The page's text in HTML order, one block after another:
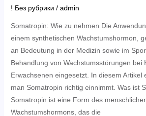
! Без рубрики / admin
Somatropin: Wie zu nehmen Die
einem synthetischen Wachstumshormon,
an Bedeutung in der Medizin sowie im
Behandlung von Wachstumsstörungen bei
Erwachsenen eingesetzt. In diesem Artikel
man Somatropin richtig einnimmt. Was ist
Somatropin ist eine Form des
Wachstumshormons, das die